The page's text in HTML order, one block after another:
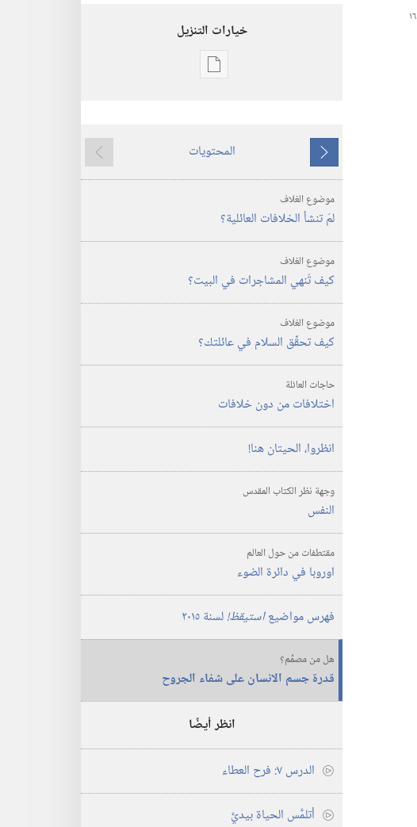
خيارات التنزيل
خيارات
السلام
في
ام
ما
يسبق
المحتويات
ما
يلي
موضوع الغلاف
لمَ تنشأ الخلافات العائلية؟‏
موضوع الغلاف
كيف تُنهي المشاجرات في البيت؟‏
موضوع الغلاف
كيف تحقِّق السلام في عائلتك؟‏
حاجات العائلة
اختلافات من دون خلافات
انظروا،‏ الحيتان هنا!‏
وجهة نظر الكتاب المقدس
النفس
مقتطفات من حول العالم
اوروبا في دائرة الضوء
فهرس مواضيعاستيقظ!‏لسنة ٢٠١٥
هل من مصمِّم؟
قدرة جسم الانسان على شفاء الجروح
انظر أيضًا
الدرس ٧:‏ فرح العطاء
أتلمَّس الحياة بيديَّ